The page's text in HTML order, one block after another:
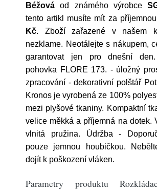
Béžová od známého výrobce
tento artikl musíte mít za
Kč. Zboží zařazené v našem
nezklame. Neotálejte s nákupem,
garantovat jen pro dnešní den.
pohovka FLORE 173. - úložný
zpracování - dekorativní polštář
Kronos je vyrobená ze 100%
mezi plyšové tkaniny. Kompaktní
velice měkká a příjemná na dotek.
vlnitá pružina. Údržba -
pouze jemnou houbičkou.
dojít k poškození vláken.
Parametry produktu